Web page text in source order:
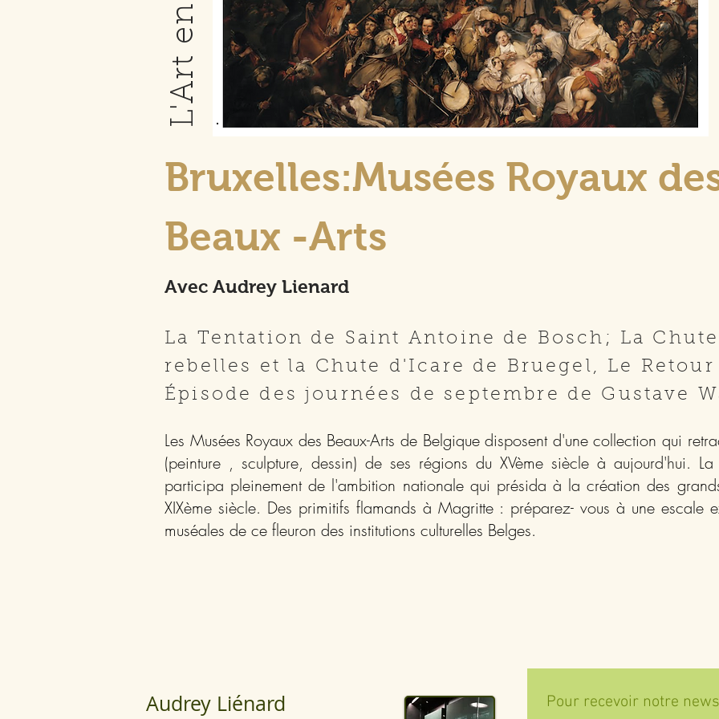
Bruxelles:Musées Royaux
Beaux -Arts
Avec Audrey Lienard
La Tentation de Saint Antoine de Bosch; La
rebelles et la Chute d'Icare de Bruegel, Le
Épisode des journées de septembre de Gustave
Les Musées Royaux des Beaux-Arts de Belgique disposent d'une collection qui
(peinture , sculpture, dessin) de ses régions du XVème siècle à aujourd'hui.
participa pleinement de l'ambition nationale qui présida à la création des
XIXème siècle. Des primitifs flamands à Magritte : préparez- vous à une escale
muséales de ce fleuron des institutions culturelles Belges.
Audrey Liénard Pour recevoir notre